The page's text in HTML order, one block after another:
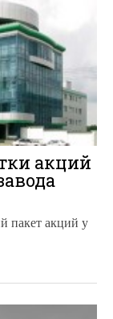
акций
пакет акций у